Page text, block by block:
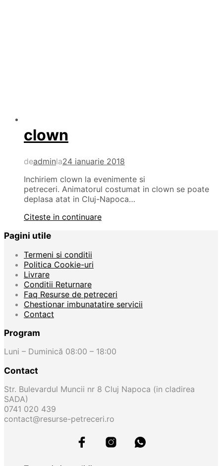
clown
deadminla24 ianuarie 2018
Inchiriem clown la evenimente si
petreceri. Animatorul costumat in clown se poate
deplasa atat in Cluj-Napoca…
Citeste in continuare
Pagini utile
Termeni si conditii
Politica Cookie-uri
Livrare
Conditii Returnare
Faq Resurse de petreceri
Chestionar imbunatatire servicii
Contact
Program
Luni – Duminică 08:00 – 18:00
Contact
Str. Bulevardul Muncii nr 8 Cluj Napoca (in cladirea
SADA)
0741 020 439
contact@resurse-petreceri.ro